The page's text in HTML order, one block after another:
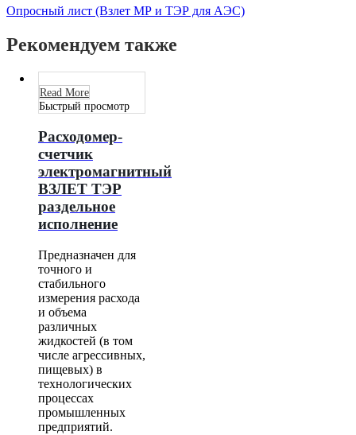
Опросный лист (Взлет МР и ТЭР для АЭС)
Рекомендуем также
Read More
Быстрый просмотр
Расходомер-
счетчик
электромагнитный
ВЗЛЕТ ТЭР
раздельное
исполнение
Предназначен для
точного и
стабильного
измерения расхода
и объема
различных
жидкостей (в том
числе агрессивных,
пищевых) в
технологических
процессах
промышленных
предприятий.